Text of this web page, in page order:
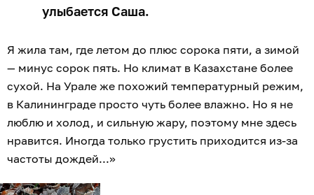
улыбается Саша.
Я жила там, где летом до плюс сорока пяти, а зимой
— минус сорок пять. Но климат в Казахстане более
сухой. На Урале же похожий температурный режим,
в Калининграде просто чуть более влажно. Но я не
люблю и холод, и сильную жару, поэтому мне здесь
нравится. Иногда только грустить приходится из-за
частоты дождей...»